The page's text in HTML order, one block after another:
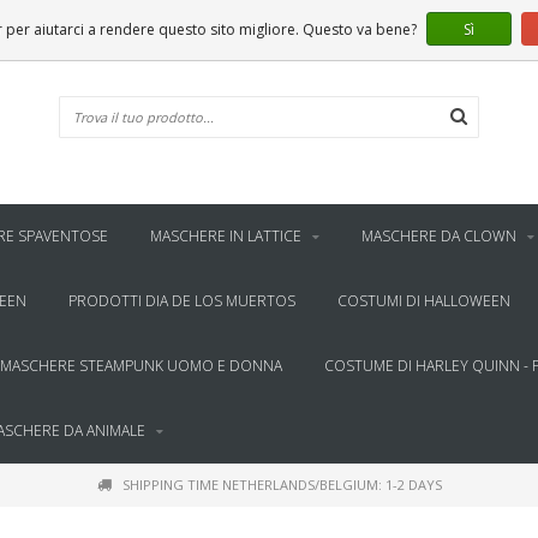
SPAVENTOSE MASCHERE IN LATTICE MASCHERE DA CLOWN
PRODOTTI DIA DE LOS MUERTOS COSTUMI DI HALLOWEEN
MASCHERE STEAMPUNK UOMO E DONNA COSTUME DI HARLEY QUINN -
DA ANIMALE
SHIPPING TIME NETHERLANDS/BELGIUM: 1-2 DAYS
aiutarci a rendere questo sito migliore. Questo va bene? Sì